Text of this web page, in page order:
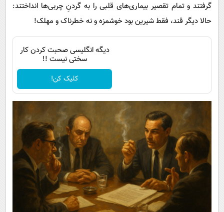
گرفتند و تمام تقصیر بیماری‌های قلبی را به گردنِ چربی‌ها انداختند:
حالا دیگر قند، فقط شیرین بود خوشمزه و نه خطرناک و مهلک!
دیگه انگلیسی صحبت کردن کار
سختی نیست !!
کلیک کن!